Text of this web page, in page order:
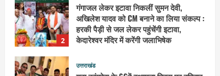
3
युवा कांग्रेस के 66वें स्थापना दिवस पर हरिद्वार
में गूंजा युवाओं की आवाज बुलंद करने का संकल्प
August 9, 2026
उत्तराखंड